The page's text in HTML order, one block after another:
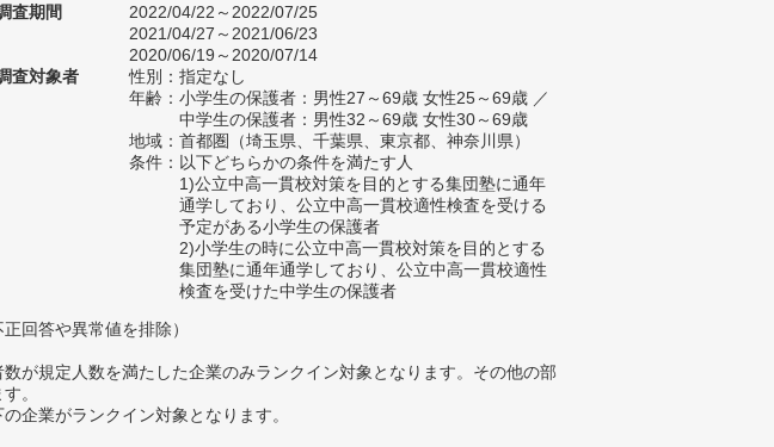
査期間
2022/04/22～2022/07/25
2021/04/27～2021/06/23
2020/06/19～2020/07/14
査対象者
性別：指定なし
年齢：小学生の保護者：男性27～69歳 女性25～69歳 ／
中学生の保護者：男性32～69歳 女性30～69歳
地域：首都圏（埼玉県、千葉県、東京都、神奈川県）
条件：以下どちらかの条件を満たす人
1)公立中高一貫校対策を目的とする集団塾に通年
通学しており、公立中高一貫校適性検査を受ける
予定がある小学生の保護者
2)小学生の時に公立中高一貫校対策を目的とする
集団塾に通年通学しており、公立中高一貫校適性
検査を受けた中学生の保護者
回答や異常値を排除）
が規定人数を満たした企業のみランクイン対象となります。その他の部
。
企業がランクイン対象となります。